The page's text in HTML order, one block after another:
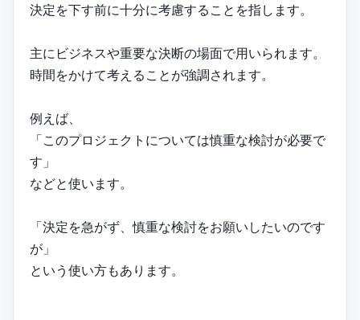
決定を下す前に十分に考慮することを指します。
主にビジネスや重要な決断の場面で用いられます。
時間をかけて考えることが強調されます。
例えば、
「このプロジェクトについては慎重な検討が必要で
す」
などと使います。
「決定を急がず、慎重な検討をお願いしたいのです
が」
という使い方もあります。